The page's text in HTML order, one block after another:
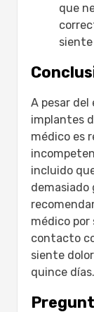
que
A pesar del
implantes
médico es
incluido
demasiado
médico por
contacto
siente
quince días.